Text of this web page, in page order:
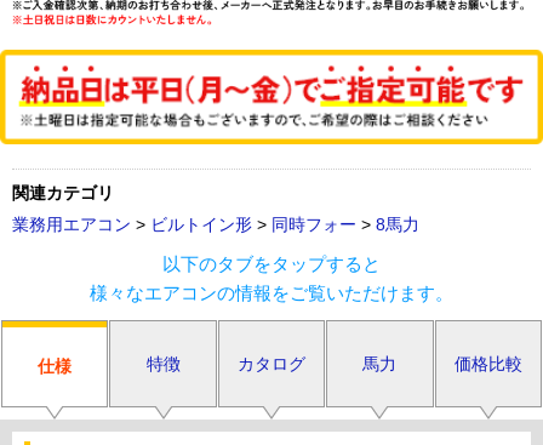
関連カテゴリ
業務用エアコン > ビルトイン形 > 同時フォー > 8馬力
以下のタブをタップすると
様々なエアコンの情報をご覧いただけます。
仕様 特徴 カタログ 馬力 価格比較